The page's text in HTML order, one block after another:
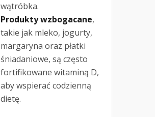
wątróbka.
Produkty wzbogacane,
takie jak mleko, jogurty,
margaryna oraz płatki
śniadaniowe, są często
fortifikowane witaminą D,
aby wspierać codzienną
dietę.